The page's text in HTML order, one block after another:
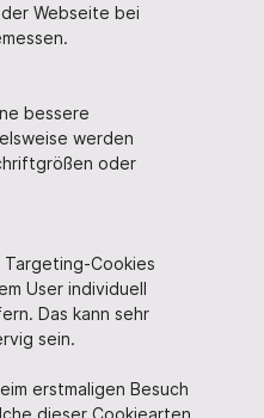
Webseite bei
bessere
werden
oder
Cookies
User individuell
Das kann sehr
sein.
erstmaligen Besuch